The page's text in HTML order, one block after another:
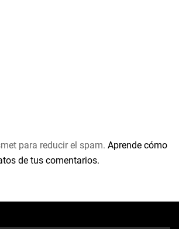
para reducir el spam. Aprende cómo
de tus comentarios.